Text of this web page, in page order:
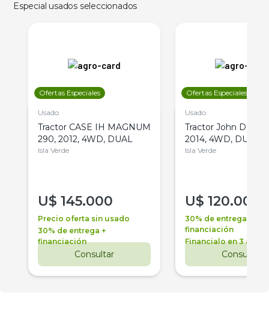
Especial usados seleccionados
Ofertas Especiales
Usado
Tractor CASE IH MAGNUM
290, 2012, 4WD, DUAL
Isla Verde
U$ 145.000
Precio oferta sin usado
30% de entrega +
financiación
Consultar
Ofertas Especiales
Usado
Tractor John Deere
2014, 4WD, DUAL
Isla Verde
U$ 120.000
30% de entrega +
financiación
Financialo en 3 años
Consultar